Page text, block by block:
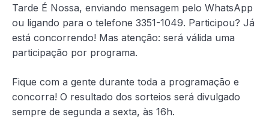
Tarde É Nossa, enviando mensagem pelo WhatsApp
ou ligando para o telefone 3351-1049. Participou? Já
está concorrendo! Mas atenção: será válida uma
participação por programa.
Fique com a gente durante toda a programação e
concorra! O resultado dos sorteios será divulgado
sempre de segunda a sexta, às 16h.